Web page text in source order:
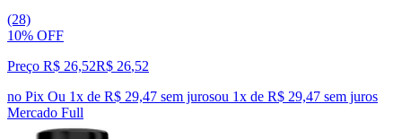
(28)
10% OFF
Preço R$ 26,52R$ 26,52
no Pix Ou 1x de R$ 29,47 sem jurosou 1x de R$ 29,47 sem juros
Mercado Full